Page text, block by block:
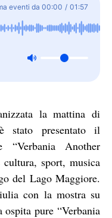
eventi da 00:00 / 01:57
la mattina di
stato presentato il
“Verbania Another
cultura, sport, musica
del Lago Maggiore.
con la mostra su
pure “Verbania